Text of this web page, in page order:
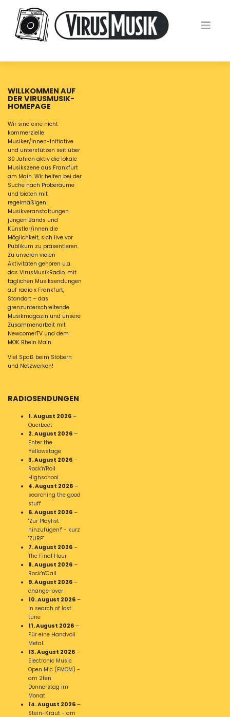
content
WILLKOMMEN AUF
DER VIRUSMUSIK-
HOMEPAGE
Wir sind eine nicht
kommerzielle
Musiker/innen-Initiative
und unterstützen seit über
30 Jahren aktiv die lokale
Musikszene aus Frankfurt
am Main. Wir helfen bei der
Suche nach Proberäume
und bieten mit
regelmäßigen
Musikveranstaltungen
jungen Bands und
Künstler/innen die
Möglichkeit, sich live vor
Publikum zu präsentieren.
Zu unseren vielen
Aktivitäten gehören u.a.
das VirusMusikRadio, mit
täglichen Musiksendungen
auf radio x Frankfurt,
Standort – das
grenzunterschreitende
Musikmagazin und unsere
Zusammenarbeit mit
NewcomerTV und dem
MOK Rhein Main.
Viel Spaß beim Stöbern
und Netzwerken!
RADIOSENDUNGEN
1. August 2026 –
Querbeet
2. August 2026 –
Enter the
Yellowstage
3. August 2026 –
Rock'n'Roll
Highschool
4. August 2026 –
searching the good
stuff
6. August 2026 –
"Zur Playlist
hinzufügen!" - kurz
"ZURP"
7. August 2026 –
The Final Hour
8. August 2026 –
Rock'n'Call
9. August 2026 –
change-over
10. August 2026 –
In search of lost
tune
11. August 2026 –
Für eine Handvoll
Metal.
13. August 2026 –
Electronic Music
Open Mic (EMOM) -
am 2ten
Donnerstag im
Monat
14. August 2026 –
Stein-Kraut - am